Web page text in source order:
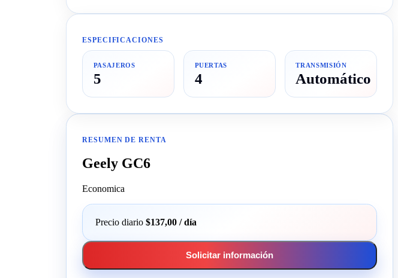
ESPECIFICACIONES
PASAJEROS
5
PUERTAS
4
TRANSMISIÓN
Automático
RESUMEN DE RENTA
Geely GC6
Economica
Precio diario $137,00 / día
Solicitar información